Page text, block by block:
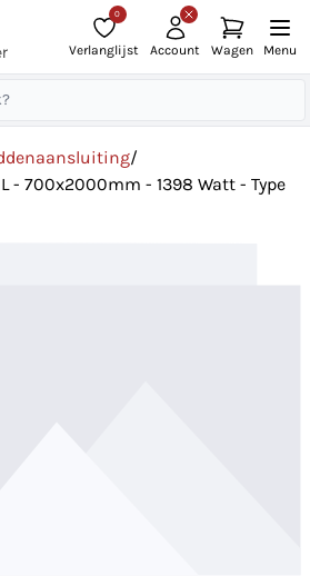
0
Verlanglijst Account Wagen Menu
/
- 700x2000mm - 1398 Watt - Type